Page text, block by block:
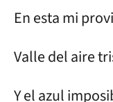
En esta mi
Valle del aire
Y el azul